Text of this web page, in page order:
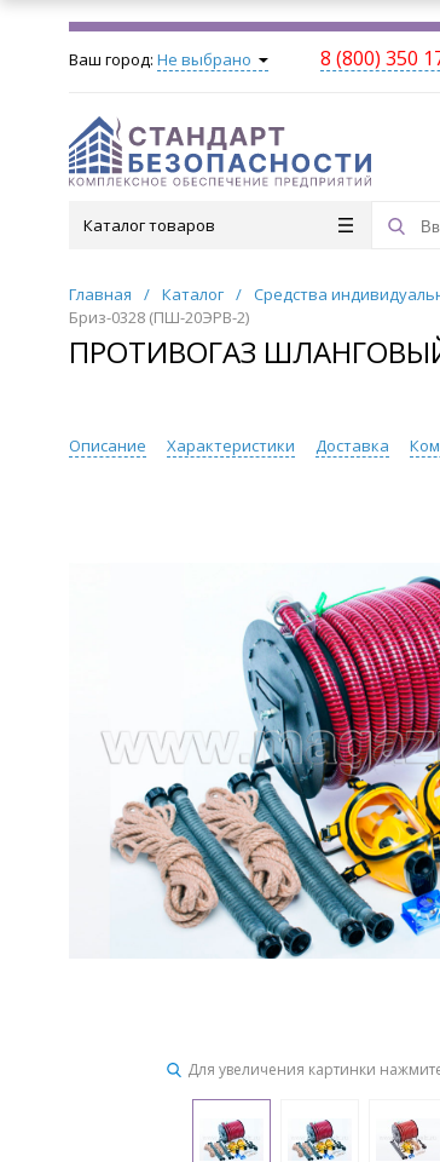
Ваш город: Не выбрано 8 (800) 350
Каталог товаров
Главная / Каталог / Средства
Бриз-0328 (ПШ-20ЭРВ-2)
ПРОТИВОГАЗ
Описание Характеристики Доставка
Для увеличения картинки